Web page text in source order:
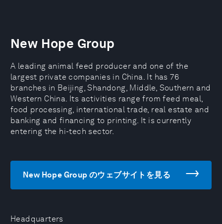
Headquarters
New Hope Group
A leading animal feed producer and one of the
largest private companies in China. It has 76
branches in Beijing, Shandong, Middle, Southern and
Western China. Its activities range from feed meal,
food processing, international trade, real estate and
banking and financing to printing. It is currently
entering the hi-tech sector.
New Hope Group のウェブサイトを見る